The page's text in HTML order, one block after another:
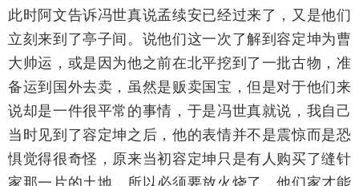
此时阿文告诉冯世真说孟续安已经过来了，又是他们
立刻来到了亭子间。说他们这一次了解到容定坤为曹
大帅运，或是因为他之前在北平挖到了一批古物，准
备运到国外去卖，虽然是贩卖国宝，但是对于他们来
说却是一件很平常的事情，于是冯世真就说，我自己
当时见到了容定坤之后，他的表情并不是震惊而是恐
惧觉得很奇怪，原来当初容定坤只是有人购买了缝针
家那一片的土地，所以必须要放火烧了，他们家才能